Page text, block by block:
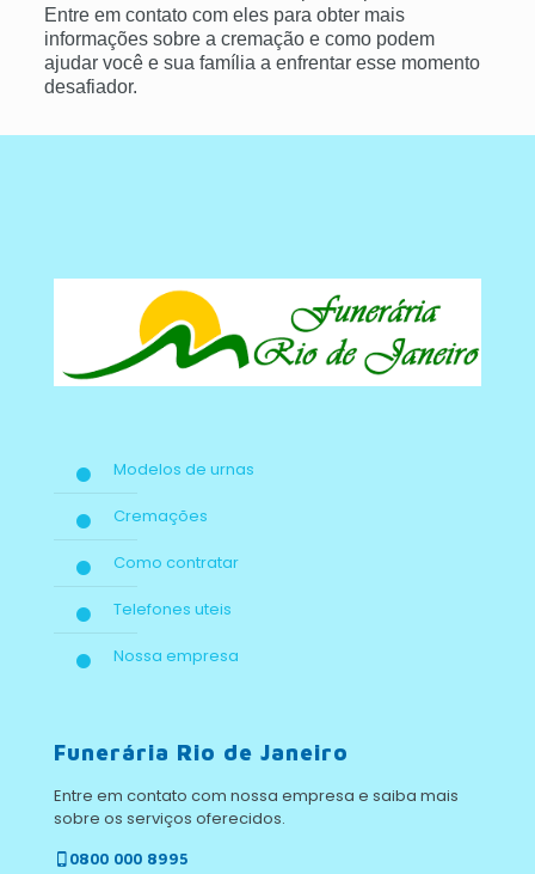
Entre em contato com eles para obter mais
informações sobre a cremação e como podem
ajudar você e sua família a enfrentar esse momento
desafiador.
Modelos de urnas
Cremações
Como contratar
Telefones uteis
Nossa empresa
Funerária Rio de Janeiro
Entre em contato com nossa empresa e saiba mais
sobre os serviços oferecidos.
0800 000 8995